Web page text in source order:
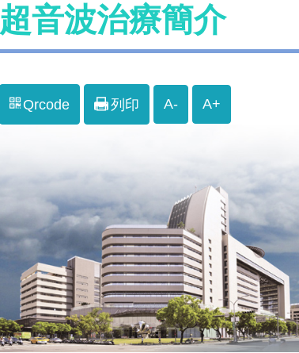
超音波治療簡介
Qrcode 列印 A- A+